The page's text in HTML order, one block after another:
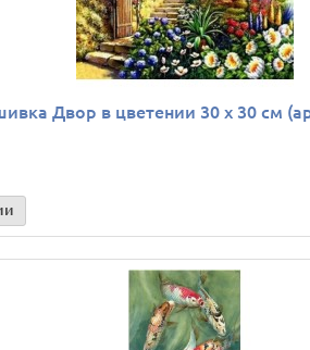
Двор в цветении 30 х 30 см